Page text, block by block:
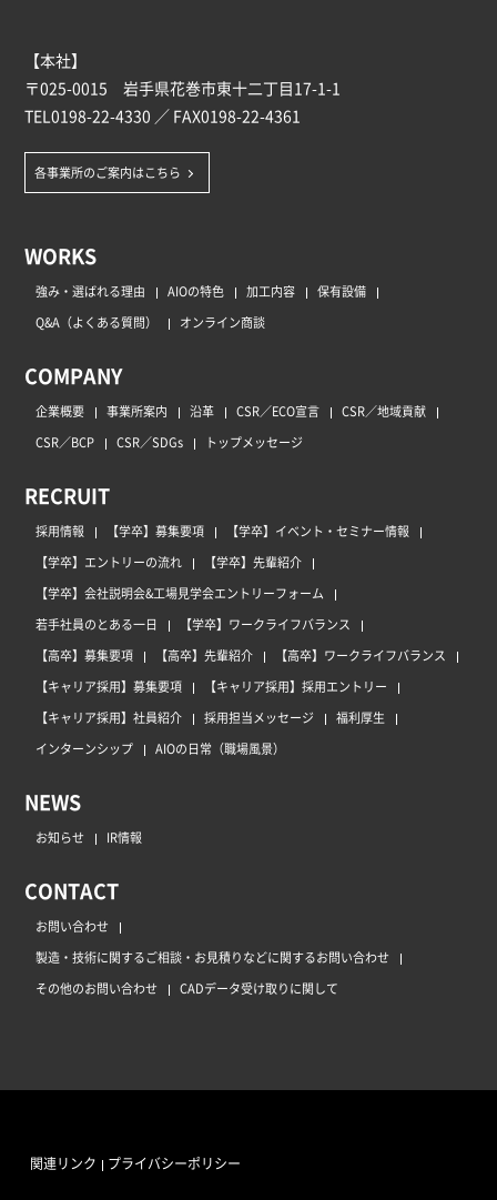
【本社】
〒025-0015 岩手県花巻市東十二丁目17-1-1
TEL0198-22-4330 ／ FAX0198-22-4361
各事業所のご案内はこちら
WORKS
強み・選ばれる理由 AIOの特色 加工内容
保有設備
Q&A（よくある質問）
オンライン商談
COMPANY
企業概要 事業所案内 沿革 CSR／ECO宣言
CSR／地域貢献
CSR／BCP
CSR／SDGs トップメッセージ
RECRUIT
採用情報 【学卒】募集要項
【学卒】イベント・セミナー情報
【学卒】エントリーの流れ
【学卒】先輩紹介
【学卒】会社説明会&工場見学会エントリーフォーム
若手社員のとある一日
【学卒】ワークライフバランス
【高卒】募集要項
【高卒】先輩紹介
【高卒】ワークライフバランス
【キャリア採用】募集要項
【キャリア採用】採用エントリー
【キャリア採用】社員紹介
採用担当メッセージ
福利厚生
インターンシップ
AIOの日常（職場風景）
NEWS
お知らせ IR情報
CONTACT
お問い合わせ
製造・技術に関するご相談・お見積りなどに関するお問い合わせ
その他のお問い合わせ
CADデータ受け取りに関して
関連リンク プライバシーポリシー